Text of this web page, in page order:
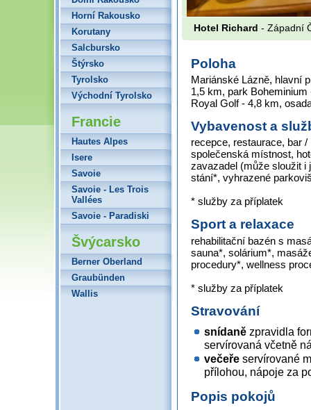
Hotel Richard - Západní
Poloha
Mariánské Lázně, hlavní
1,5 km, park
Royal Golf - 4,8 km,
Vybavenost a
recepce, restaurace, bar
společenská místnost,
zavazadel (může sloužit
stání*, vyhrazené
* služby za příplatek
Sport a relaxace
rehabilitační bazén s
sauna*, solárium*,
procedury*, wellness
* služby za příplatek
Stravování
snídaně zpravidla
servírovaná včetně
večeře servírované
přílohou, nápoje za
Popis pokojů
Horní Rakousko
Korutany
Salcbursko
Štýrsko
Tyrolsko
Východní Tyrolsko
Francie
Hautes Alpes
Isere
Savoie
Savoie - Les Trois
Vallées
Savoie - Paradiski
Švýcarsko
Berner Oberland
Graubünden
Wallis